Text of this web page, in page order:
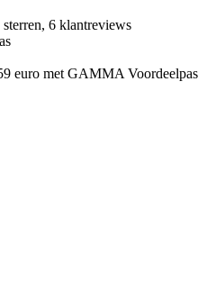
6 klantreviews
euro met GAMMA Voordeelpas